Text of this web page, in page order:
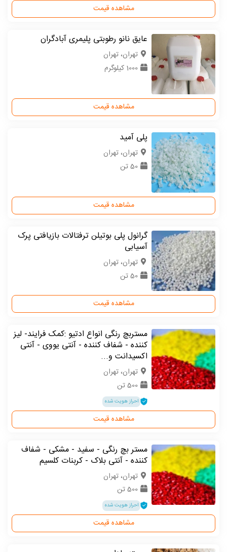
مشاهده قیمت
عایق نانو رطوبتی پلیمری آبادگران
تهران، تهران
1000 کیلوگرم
مشاهده قیمت
پلی آمید
تهران، تهران
50 تن
مشاهده قیمت
گرانول پلی بوتیلن ترفتالات بازیافتی پرک
آسیابی
تهران، تهران
50 تن
مشاهده قیمت
مستربچ رنگی انواع ادتیو :کمک فرایند- لیز
کننده - شفاف کننده - آنتی یووی - آنتی
اکسیدانت و...
تهران، تهران
500 تن
احراز هویت شده
مشاهده قیمت
مستر بچ رنگی - سفید - مشکی - شفاف
کننده - آنتی بلاک - کربنات کلسیم
تهران، تهران
500 تن
احراز هویت شده
مشاهده قیمت